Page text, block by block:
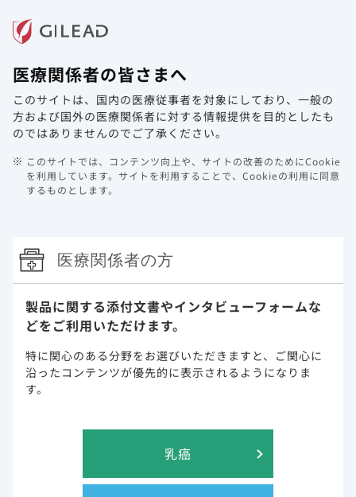
ホーム 製品情報
インタビュー COVID-19入院患者の
早期回復のために：“知識・スキルに
依存しない” 効率的な治療標準化のカ
ギ（東京医科大学八王子医療センター
感染症科教授・感染制御部部長 平井
2026年5月29日
医療関係者の皆さまへ
このサイトは、国内の医療従事者を対象にしており、 一般の
方および国外の医療関係者に対する情報提供を目的としたも
のではありませんのでご了承ください。
このサイトでは、コンテンツ向上や、サイトの改善のためにCookie
を利用しています。 サイトを利用することで、Cookieの利用に同意
するものとします。
医療関係者の方
製品に関する添付文書やインタビューフォームな
どをご利用いただけます。
特に関心のある分野をお選びいただきますと、 ご関心に
沿ったコンテンツが優先的に表示されるようになりま
す。
乳癌